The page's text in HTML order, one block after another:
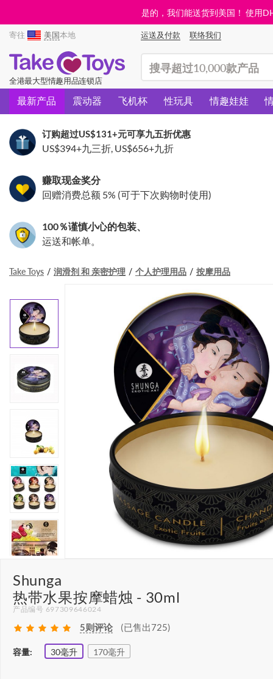
是的，我们能送货到美国！ 使用
寄往 美国本地 运送及付款 联络我们
全港最大型情趣用品连锁店
最新产品 震动器 飞机杯 性玩具 情趣娃娃
订购超过US$131+元可享九五折优惠
US$394+九三折, US$656+九折
赚取现金奖分
回赠消费总额 5% (可于下次购物时使用)
100％谨慎小心的包装、
运送和帐单。
Take Toys 润滑剂 和 亲密护理 个人护理用品 按摩用品
Shunga
热带水果按摩蜡烛 - 30ml
产品编号 697309646024
5则评论 (已售出725)
容量: 30毫升 170毫升